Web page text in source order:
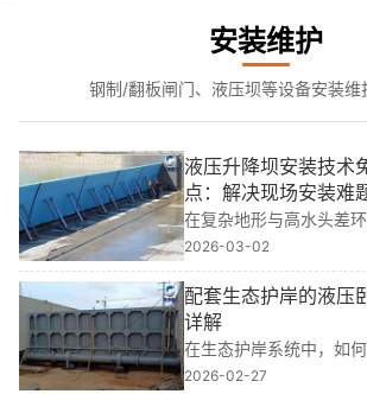
安装维护
钢制/翻板闸门、液压坝等设备安装维
液压升降坝安装技术
点：解决现场安装难
在复杂地形与高水头差
的**安装直接决定工程运
命。基于我多年水利工程
产及现场安装经验，参
深···
2026-03-02
配套生态护岸的液压
详解
在生态护岸系统中，如
时生态保水的**切换？我
2026-02-27